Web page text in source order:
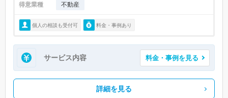
得意業種 不動産
個人の相談も受付可 料金・事例あり
サービス内容 料金・事例を見る
詳細を見る